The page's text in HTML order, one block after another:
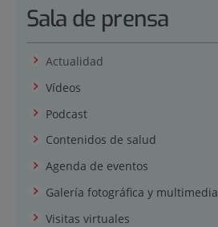
Sala de prensa
Actualidad
Vídeos
Podcast
Contenidos de salud
Agenda de eventos
Galería fotográfica y multimedia
Visitas virtuales